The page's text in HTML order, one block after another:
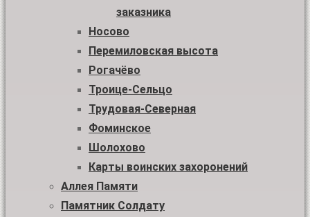
заказника
Носово
Перемиловская высота
Рогачёво
Троице-Сельцо
Трудовая-Северная
Фоминское
Шолохово
Карты воинских захоронений
Аллея Памяти
Памятник Солдату